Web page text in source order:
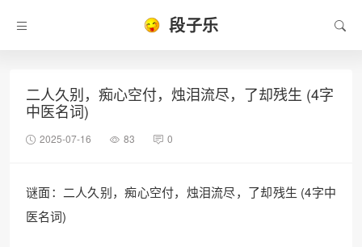
段子乐
二人久别，痴心空付，烛泪流尽，了却残生 (4字
中医名词)
2025-07-16 83 0
谜面：二人久别，痴心空付，烛泪流尽，了却残生 (4字中
医名词)